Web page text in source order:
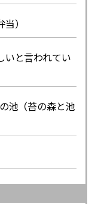
）
と言われてい
池（苔の森と池